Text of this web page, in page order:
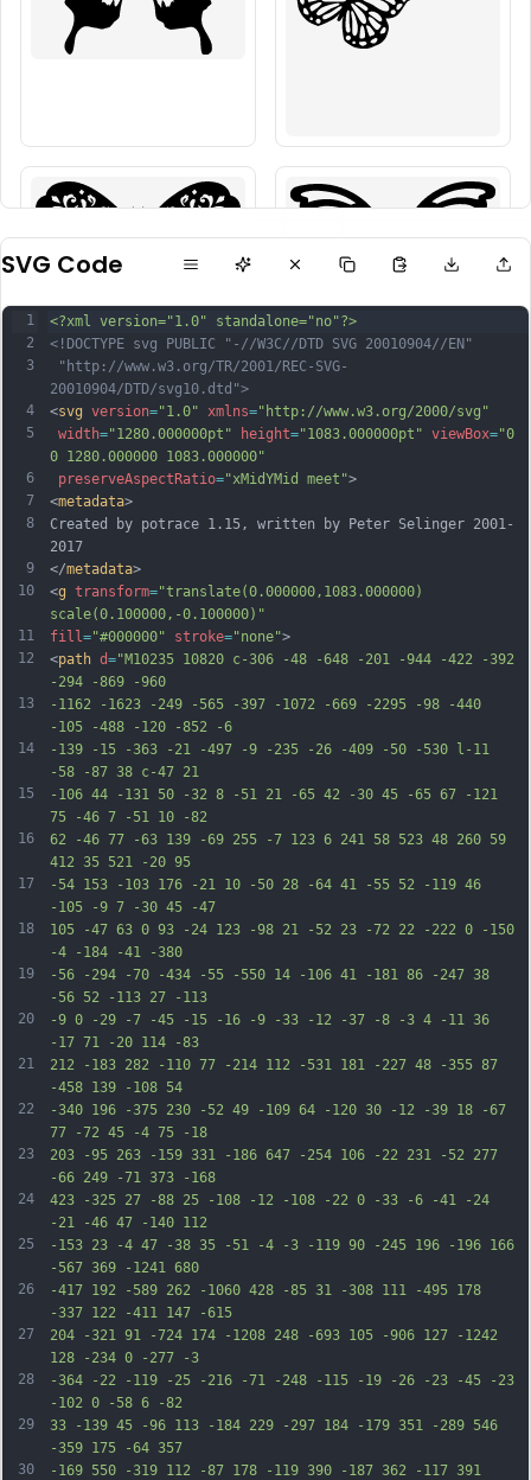
SVG Code
1
2
3
4
5
6
7
8
9
10
11
12
13
14
15
16
17
18
19
20
21
22
23
24
25
26
27
28
29
30
<?xml version="1.0" standalone="no"?>
<!DOCTYPE svg PUBLIC "-//W3C//DTD SVG 20010904//EN"
"http://www.w3.org/TR/2001/REC-SVG-
20010904/DTD/svg10.dtd">
<svg version="1.0" xmlns="http://www.w3.org/2000/svg"
width="1280.000000pt" height="1083.000000pt" viewBox="0
0 1280.000000 1083.000000"
preserveAspectRatio="xMidYMid meet">
<metadata>
Created by potrace 1.15, written by Peter Selinger 2001-
2017
</metadata>
<g transform="translate(0.000000,1083.000000)
scale(0.100000,-0.100000)"
fill ="#000000" stroke="none">
<path d="M10235 10820 c-306 -48 -648 -201 -944 -422 -392
-294 -869 -960
-1162 -1623 -249 -565 -397 -1072 -669 -2295 -98 -440
-105 -488 -120 -852 -6
-139 -15 -363 -21 -497 -9 -235 -26 -409 -50 -530 l-11
-58 -87 38 c-47 21
-106 44 -131 50 -32 8 -51 21 -65 42 -30 45 -65 67 -121
75 -46 7 -51 10 -82
62 -46 77 -63 139 -69 255 -7 123 6 241 58 523 48 260 59
412 35 521 -20 95
-54 153 -103 176 -21 10 -50 28 -64 41 -55 52 -119 46
-105 -9 7 -30 45 -47
105 -47 63 0 93 -24 123 -98 21 -52 23 -72 22 -222 0 -150
-4 -184 -41 -380
-56 -294 -70 -434 -55 -550 14 -106 41 -181 86 -247 38
-56 52 -113 27 -113
-9 0 -29 -7 -45 -15 -16 -9 -33 -12 -37 -8 -3 4 -11 36
-17 71 -20 114 -83
212 -183 282 -110 77 -214 112 -531 181 -227 48 -355 87
-458 139 -108 54
-340 196 -375 230 -52 49 -109 64 -120 30 -12 -39 18 -67
77 -72 45 -4 75 -18
203 -95 263 -159 331 -186 647 -254 106 -22 231 -52 277
-66 249 -71 373 -168
423 -325 27 -88 25 -108 -12 -108 -22 0 -33 -6 -41 -24
-21 -46 47 -140 112
-153 23 -4 47 -38 35 -51 -4 -3 -119 90 -245 196 -196 166
-567 369 -1241 680
-417 192 -589 262 -1060 428 -85 31 -308 111 -495 178
-337 122 -411 147 -615
204 -321 91 -724 174 -1208 248 -693 105 -906 127 -1242
128 -234 0 -277 -3
-364 -22 -119 -25 -216 -71 -248 -115 -19 -26 -23 -45 -23
-102 0 -58 6 -82
33 -139 45 -96 113 -184 229 -297 184 -179 351 -289 546
-359 175 -64 357
-169 550 -319 112 -87 178 -119 390 -187 362 -117 391